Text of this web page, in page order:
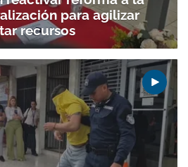
a nuestro boletín.
ACEPTAR
para agilizar
recursos